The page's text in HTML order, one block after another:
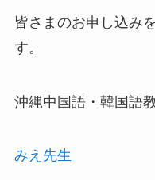
皆さまのお申し込み
す。
沖縄中国語・韓国語
みえ先生